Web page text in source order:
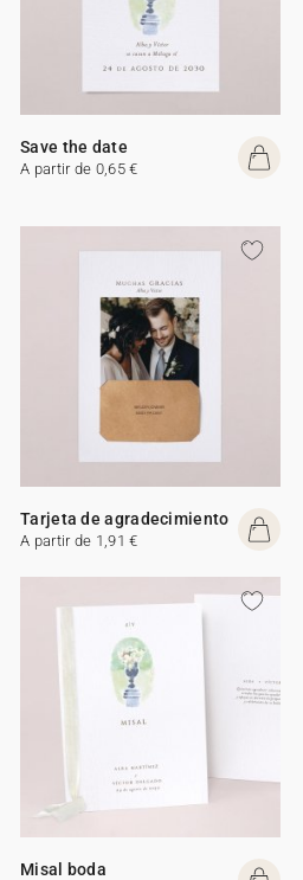
Save the date
A partir de 0,65 €
Tarjeta de agradecimiento
A partir de 1,91 €
Misal boda